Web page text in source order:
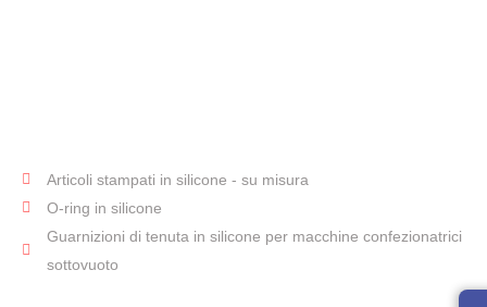
Parti
stampate
Articoli stampati in silicone - su misura
O-ring in silicone
Guarnizioni di tenuta in silicone per macchine confezionatrici
sottovuoto